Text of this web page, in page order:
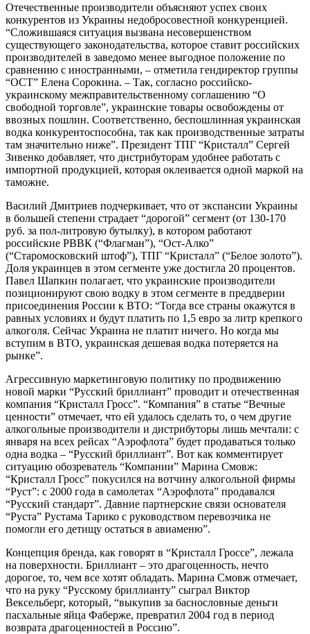
Отечественные производители объясняют успех своих
конкурентов из Украины недобросовестной конкуренцией.
“Сложившаяся ситуация вызвана несовершенством
существующего законодательства, которое ставит российских
производителей в заведомо менее выгодное положение по
сравнению с иностранными, – отметила гендиректор группы
“ОСТ” Елена Сорокина. – Так, согласно российско-
украинскому межправительственному соглашению “О
свободной торговле”, украинские товары освобождены от
ввозных пошлин. Соответственно, беспошлинная украинская
водка конкурентоспособна, так как производственные затраты
там значительно ниже”. Президент ТПГ “Кристалл” Сергей
Зивенко добавляет, что дистрибуторам удобнее работать с
импортной продукцией, которая оклеивается одной маркой на
таможне.
Василий Дмитриев подчеркивает, что от экспансии Украины
в большей степени страдает “дорогой” сегмент (от 130-170
руб. за пол-литровую бутылку), в котором работают
российские РВВК (“Флагман”), “Ост-Алко”
(“Старомосковский штоф”), ТПГ “Кристалл” (“Белое золото”).
Доля украинцев в этом сегменте уже достигла 20 процентов.
Павел Шапкин полагает, что украинские производители
позиционируют свою водку в этом сегменте в преддверии
присоединения России к ВТО: “Тогда все страны окажутся в
равных условиях и будут платить по 1,5 евро за литр крепкого
алкоголя. Сейчас Украина не платит ничего. Но когда мы
вступим в ВТО, украинская дешевая водка потеряется на
рынке”.
Агрессивную маркетинговую политику по продвижению
новой марки “Русский бриллиант” проводит и отечественная
компания “Кристалл Гросс”. “Компания” в статье “Вечные
ценности” отмечает, что ей удалось сделать то, о чем другие
алкогольные производители и дистрибуторы лишь мечтали: с
января на всех рейсах “Аэрофлота” будет продаваться только
одна водка – “Русский бриллиант”. Вот как комментирует
ситуацию обозреватель “Компании” Марина Смовж:
“Кристалл Гросс” покусился на вотчину алкогольной фирмы
“Руст”: с 2000 года в самолетах “Аэрофлота” продавался
“Русский стандарт”. Давние партнерские связи основателя
“Руста” Рустама Тарико с руководством перевозчика не
помогли его детищу остаться в авиаменю”.
Концепция бренда, как говорят в “Кристалл Гроссе”, лежала
на поверхности. Бриллиант – это драгоценность, нечто
дорогое, то, чем все хотят обладать. Марина Смовж отмечает,
что на руку “Русскому бриллианту” сыграл Виктор
Вексельберг, который, “выкупив за баснословные деньги
пасхальные яйца Фаберже, превратил 2004 год в период
возврата драгоценностей в Россию”.